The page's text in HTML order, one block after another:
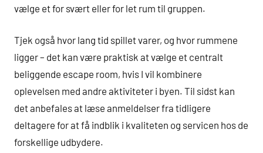
vælge et for svært eller for let rum til gruppen.
Tjek også hvor lang tid spillet varer, og hvor rummene
ligger – det kan være praktisk at vælge et centralt
beliggende escape room, hvis I vil kombinere
oplevelsen med andre aktiviteter i byen. Til sidst kan
det anbefales at læse anmeldelser fra tidligere
deltagere for at få indblik i kvaliteten og servicen hos de
forskellige udbydere.